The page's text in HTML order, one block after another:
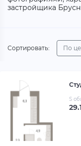
застройщика
Сортировать: По
S